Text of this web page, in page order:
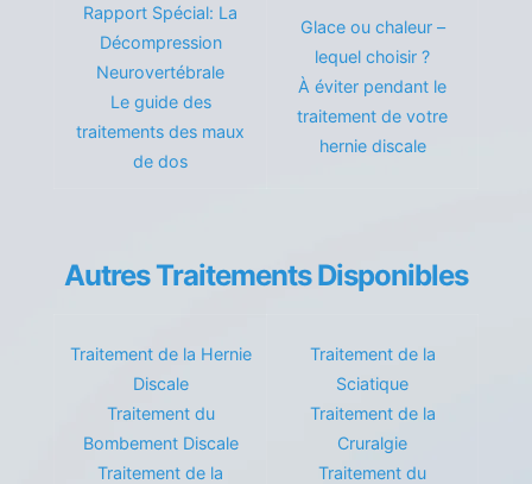
Rapport Spécial: La
Décompression
Neurovertébrale
Le guide des
traitements des maux
de dos
Glace ou chaleur –
lequel choisir ?
À éviter pendant le
traitement de votre
hernie discale
Autres Traitements Disponibles
Traitement de la Hernie
Discale
Traitement du
Bombement Discale
Traitement de la
Traitement de la
Sciatique
Traitement de la
Cruralgie
Traitement du